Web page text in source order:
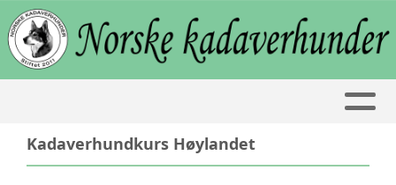
Kadaverhundkurs Høylandet